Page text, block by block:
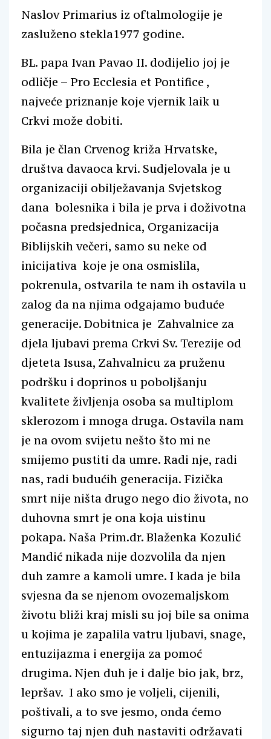
Naslov Primarius iz oftalmologije je
zasluženo stekla1977 godine.
BL. papa Ivan Pavao II. dodijelio joj je
odličje – Pro Ecclesia et Pontifice ,
najveće priznanje koje vjernik laik u
Crkvi može dobiti.
Bila je član Crvenog križa Hrvatske,
društva davaoca krvi. Sudjelovala je u
organizaciji obilježavanja Svjetskog
dana bolesnika i bila je prva i doživotna
počasna predsjednica, Organizacija
Biblijskih večeri, samo su neke od
inicijativa koje je ona osmislila,
pokrenula, ostvarila te nam ih ostavila u
zalog da na njima odgajamo buduće
generacije. Dobitnica je Zahvalnice za
djela ljubavi prema Crkvi Sv. Terezije od
djeteta Isusa, Zahvalnicu za pruženu
podršku i doprinos u poboljšanju
kvalitete življenja osoba sa multiplom
sklerozom i mnoga druga. Ostavila nam
je na ovom svijetu nešto što mi ne
smijemo pustiti da umre. Radi nje, radi
nas, radi budućih generacija. Fizička
smrt nije ništa drugo nego dio života, no
duhovna smrt je ona koja uistinu
pokapa. Naša Prim.dr. Blaženka Kozulić
Mandić nikada nije dozvolila da njen
duh zamre a kamoli umre. I kada je bila
svjesna da se njenom ovozemaljskom
životu bliži kraj misli su joj bile sa onima
u kojima je zapalila vatru ljubavi, snage,
entuzijazma i energija za pomoć
drugima. Njen duh je i dalje bio jak, brz,
lepršav. I ako smo je voljeli, cijenili,
poštivali, a to sve jesmo, onda ćemo
sigurno taj njen duh nastaviti održavati